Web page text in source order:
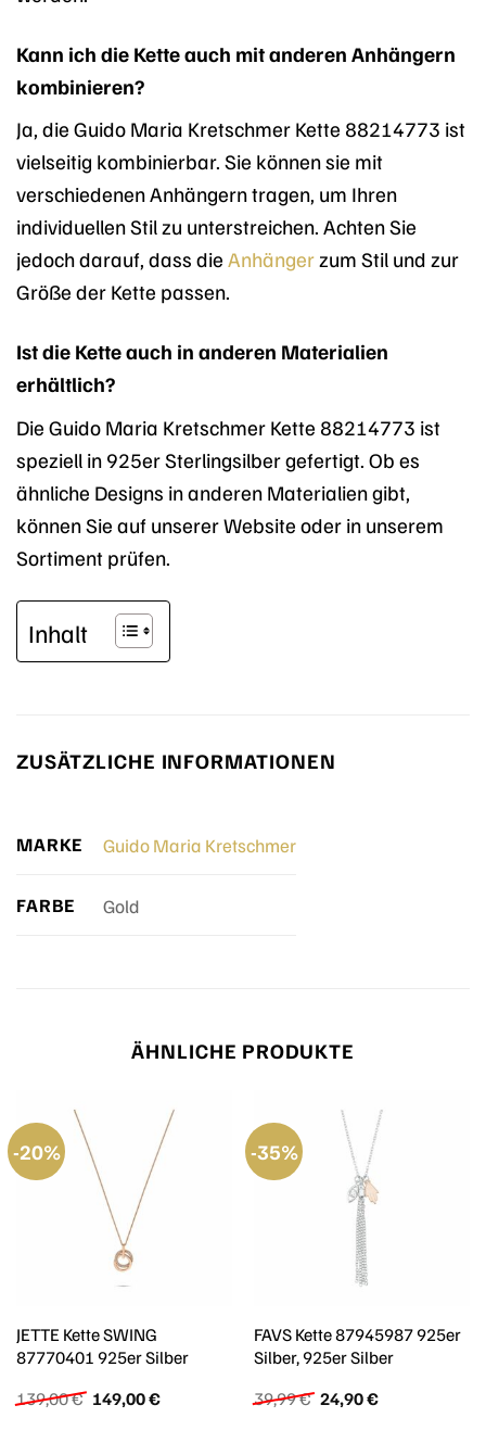
Kann ich die Kette auch mit anderen Anhängern
kombinieren?
Ja, die Guido Maria Kretschmer Kette 88214773 ist
vielseitig kombinierbar. Sie können sie mit
verschiedenen Anhängern tragen, um Ihren
individuellen Stil zu unterstreichen. Achten Sie
jedoch darauf, dass die Anhängerzum Stil und zur
Größe der Kette passen.
Ist die Kette auch in anderen Materialien
erhältlich?
Die Guido Maria Kretschmer Kette 88214773 ist
speziell in 925er Sterlingsilber gefertigt. Ob es
ähnliche Designs in anderen Materialien gibt,
können Sie auf unserer Website oder in unserem
Sortiment prüfen.
Inhalt
ZUSÄTZLICHE INFORMATIONEN
MARKE Guido Maria Kretschmer
FARBE Gold
ÄHNLICHE PRODUKTE
-20%
JETTE Kette SWING
87770401 925er Silber
139,00€ Ursprünglicher
Preis
149,00€Aktueller
-35%
FAVS Kette 87945987 925er
Silber, 925er Silber
39,99€ Ursprünglicher
Preis
24,90€Aktueller